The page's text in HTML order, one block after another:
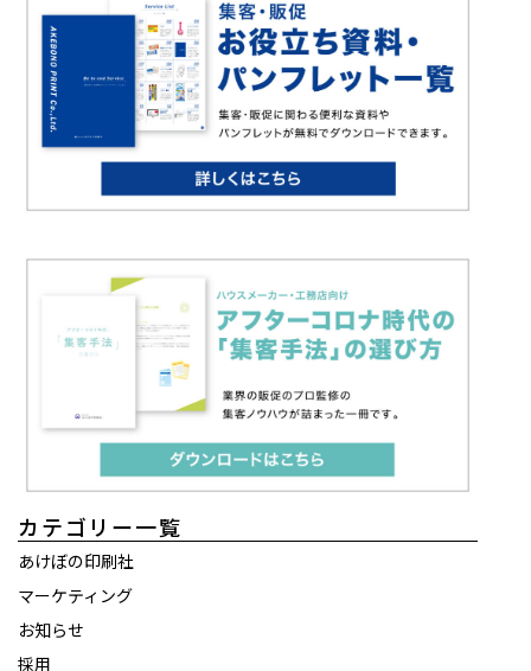
カテゴリー一覧
あけぼの印刷社
マーケティング
お知らせ
採用